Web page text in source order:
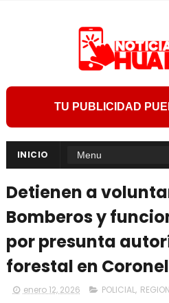
TU PUBLICIDAD
INICIO
Detienen a
Bomberos y
por presunta
forestal en Coronel
enero 12, 2026 POLICIAL,